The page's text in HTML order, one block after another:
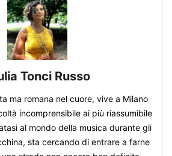
Tonci Russo
ma romana nel cuore, vive a Milano
incomprensibile ai più riassumibile
al mondo della musica durante gli
sta cercando di entrare a farne